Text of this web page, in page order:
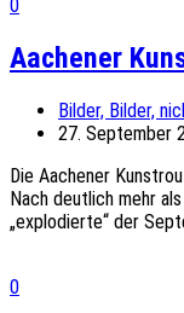
0
Aachener
Bilder, Bilder,
27. September
Die Aachener
Nach deutlich mehr
„explodierte“ der
0